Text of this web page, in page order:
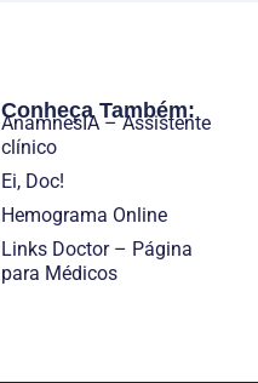
Conheça Também:
AnamnesIA – Assistente
clínico
Ei, Doc!
Hemograma Online
Links Doctor – Página
para Médicos